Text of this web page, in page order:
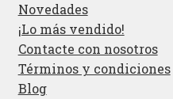
Novedades
¡Lo más vendido!
Contacte con nosotros
Términos y condiciones
Blog